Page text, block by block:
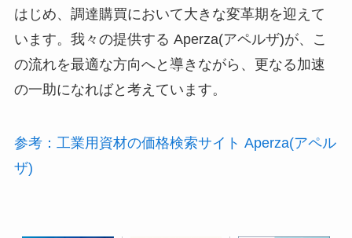
はじめ、調達購買において大きな変革期を迎えて
います。我々の提供する Aperza(アペルザ)が、こ
の流れを最適な方向へと導きながら、更なる加速
の一助になればと考えています。
参考：工業用資材の価格検索サイト Aperza(アペル
ザ)